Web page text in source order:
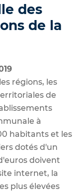
des
de la
régions, les
de
à
habitants et les
dotés d'un
doivent
internet, la
plus élevées